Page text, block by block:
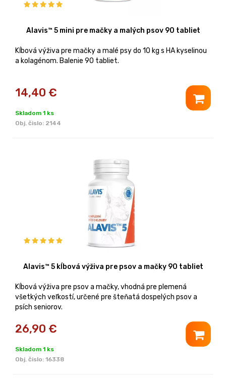
Alavis™ 5 mini pre mačky a malých psov 90 tabliet
Kĺbová výživa pre mačky a malé psy do 10 kg s HA kyselinou
a kolagénom. Balenie 90 tabliet.
14,40 €
Skladom 1 ks
Obj. čislo: 2144
Alavis™ 5 kĺbová výživa pre psov a mačky 90 tabliet
Kĺbová výživa pre psov a mačky, vhodná pre plemená
všetkých veľkostí, určené pre šteňatá dospelých psov a
psích seniorov.
26,90 €
Skladom 1 ks
Obj. čislo: 16338